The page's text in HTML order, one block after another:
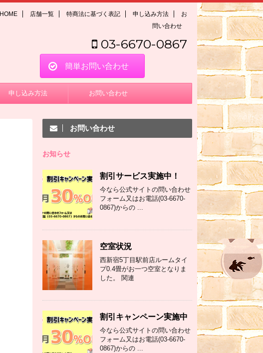
HOME 店舗一覧 特商法に基づく表記 申し込み方法
お
問い合わせ
03-6670-0867
簡単お問い合わせ
申し込み方法 お問い合わせ
お問い合わせ
お知らせ
割引サービス実施中！
今なら公式サイトの問い合わせ
フォーム又はお電話(03-6670-
0867)からの ...
空室状況
西新宿5丁目駅前店ルームタイ
プ0.4畳がお一つ空室となりま
した。 関連
割引キャンペーン実施中
今なら公式サイトの問い合わせ
フォーム又はお電話(03-6670-
0867)からの ...